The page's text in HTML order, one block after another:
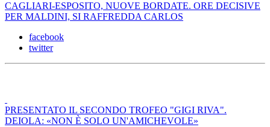
CAGLIARI-ESPOSITO, NUOVE BORDATE. ORE DECISIVE
PER MALDINI, SI RAFFREDDA CARLOS
facebook
twitter
PRESENTATO IL SECONDO TROFEO "GIGI RIVA".
DEIOLA: «NON È SOLO UN'AMICHEVOLE»